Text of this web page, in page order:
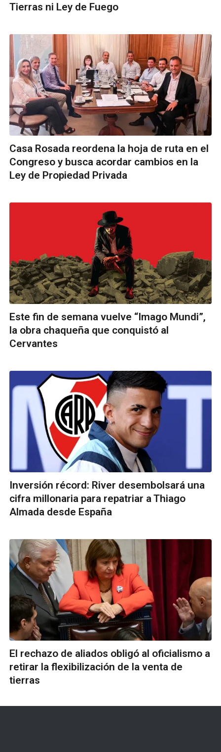
Tierras ni Ley de Fuego
Casa Rosada reordena la hoja de ruta en el
Congreso y busca acordar cambios en la
Ley de Propiedad Privada
Este fin de semana vuelve “Imago Mundi”,
la obra chaqueña que conquistó al
Cervantes
Inversión récord: River desembolsará una
cifra millonaria para repatriar a Thiago
Almada desde España
El rechazo de aliados obligó al oficialismo a
retirar la flexibilización de la venta de
tierras